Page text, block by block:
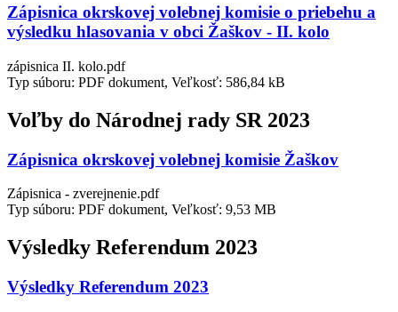
Zápisnica okrskovej volebnej komisie o priebehu a
výsledku hlasovania v obci Žaškov - II. kolo
zápisnica II. kolo.pdf
Typ súboru: PDF dokument, Veľkosť: 586,84 kB
Voľby do Národnej rady SR 2023
Zápisnica okrskovej volebnej komisie Žaškov
Zápisnica - zverejnenie.pdf
Typ súboru: PDF dokument, Veľkosť: 9,53 MB
Výsledky Referendum 2023
Výsledky Referendum 2023